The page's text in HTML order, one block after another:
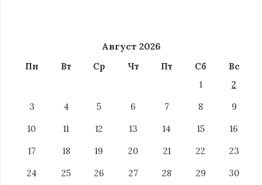
Август 2026
Пн Вт Ср Чт Пт Сб
Вс
1
2
3
4 5 6 7 8
9
10
11 12 13 14 15
16
17
18 19 20 21 22
23
24
25 26 27 28 29
30